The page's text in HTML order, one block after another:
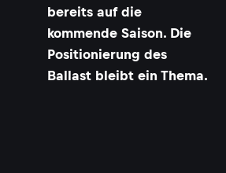
bereits auf die
kommende Saison. Die
Positionierung des
Ballast bleibt ein Thema.